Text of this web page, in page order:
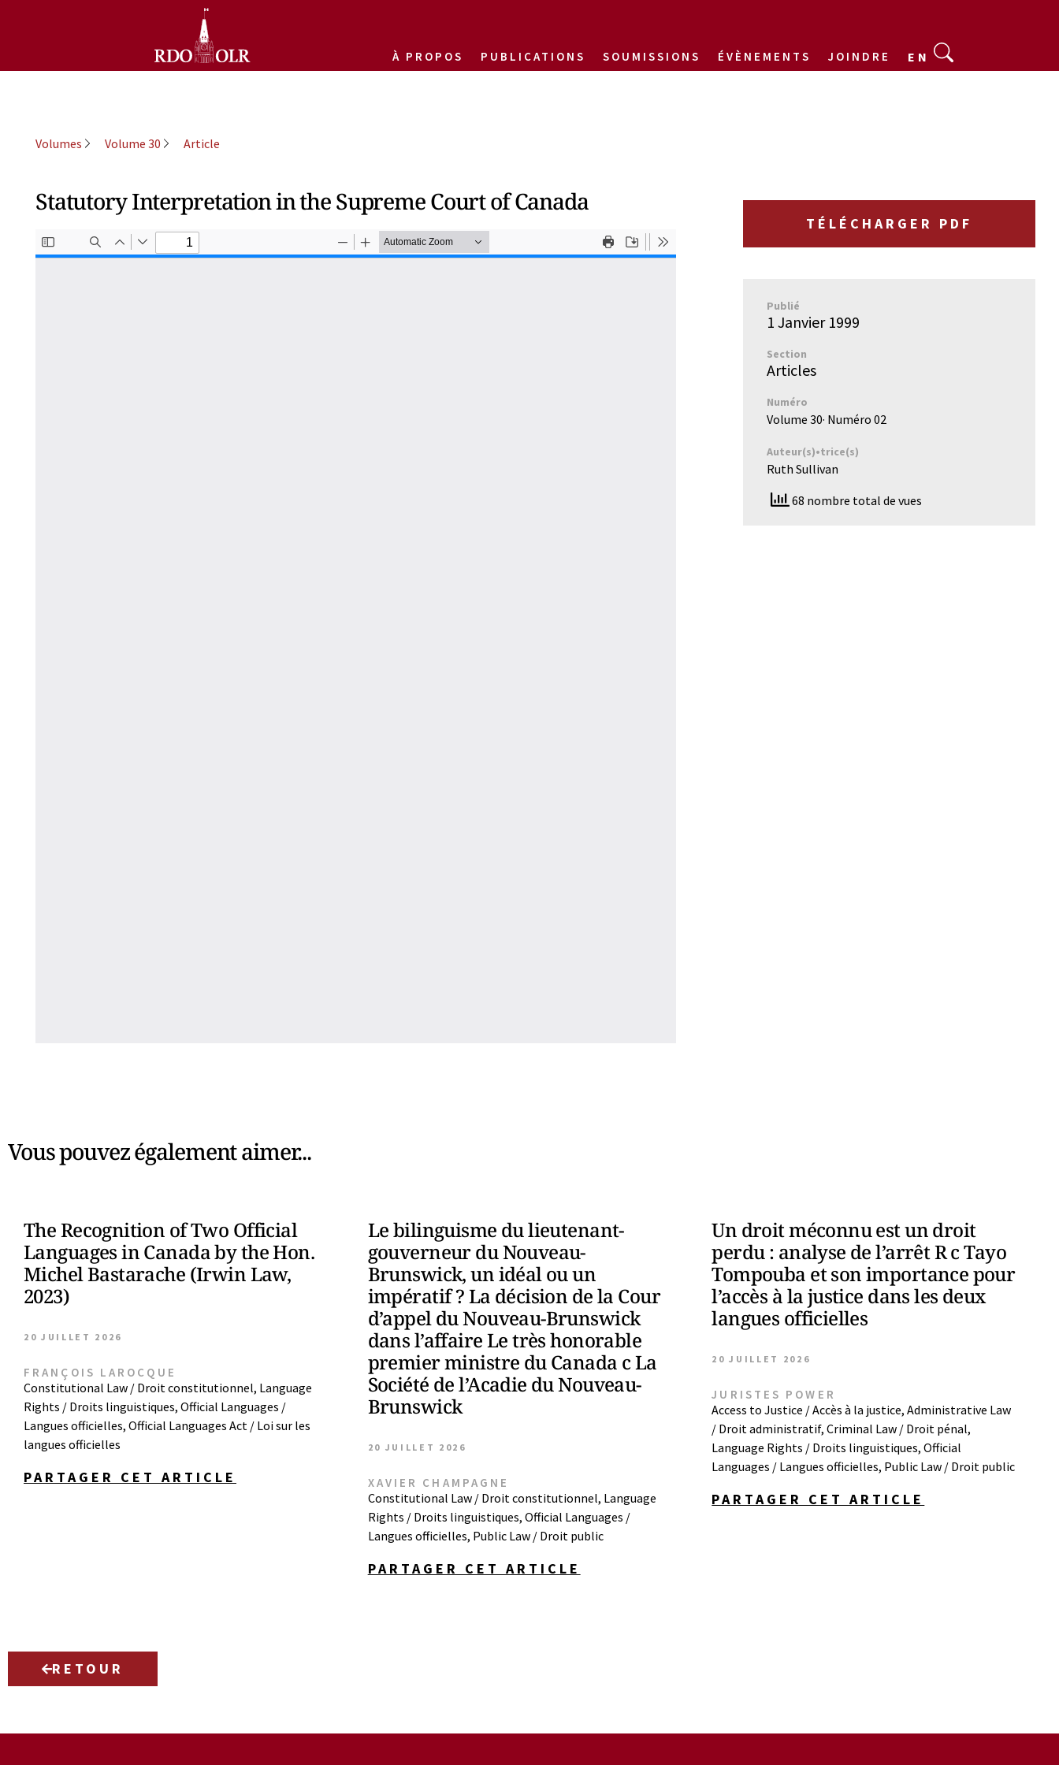
À PROPOS PUBLICATIONS SOUMISSIONS ÉVÈNEMENTS JOINDRE EN
Volumes Volume 30 Article
Statutory Interpretation in the Supreme Court of Canada
TÉLÉCHARGER PDF
Publié
1 Janvier 1999
Section
Articles
Numéro
Volume 30· Numéro 02
Auteur(s)•trice(s)
Ruth Sullivan
68 nombre total de vues
Vous pouvez également aimer...
The Recognition of Two Official
Languages in Canada by the Hon.
Michel Bastarache (Irwin Law,
2023)
20 JUILLET 2026
FRANÇOIS LAROCQUE
Constitutional Law / Droit constitutionnel, Language
Rights / Droits linguistiques, Official Languages /
Langues officielles, Official Languages Act / Loi sur les
langues officielles
PARTAGER CET ARTICLE
Le bilinguisme du lieutenant-
gouverneur du Nouveau-
Brunswick, un idéal ou un
impératif ? La décision de la Cour
d’appel du Nouveau-Brunswick
dans l’affaire Le très honorable
premier ministre du Canada c La
Société de l’Acadie du Nouveau-
Brunswick
20 JUILLET 2026
XAVIER CHAMPAGNE
Constitutional Law / Droit constitutionnel, Language
Rights / Droits linguistiques, Official Languages /
Langues officielles, Public Law / Droit public
PARTAGER CET ARTICLE
Un droit méconnu est un droit
perdu : analyse de l’arrêt R c Tayo
Tompouba et son importance pour
l’accès à la justice dans les deux
langues officielles
20 JUILLET 2026
JURISTES POWER
Access to Justice / Accès à la justice,Administrative Law
/ Droit administratif,Criminal Law / Droit pénal,
Language Rights / Droits linguistiques,Official
Languages / Langues officielles, Public Law / Droit public
PARTAGER CET ARTICLE
RETOUR